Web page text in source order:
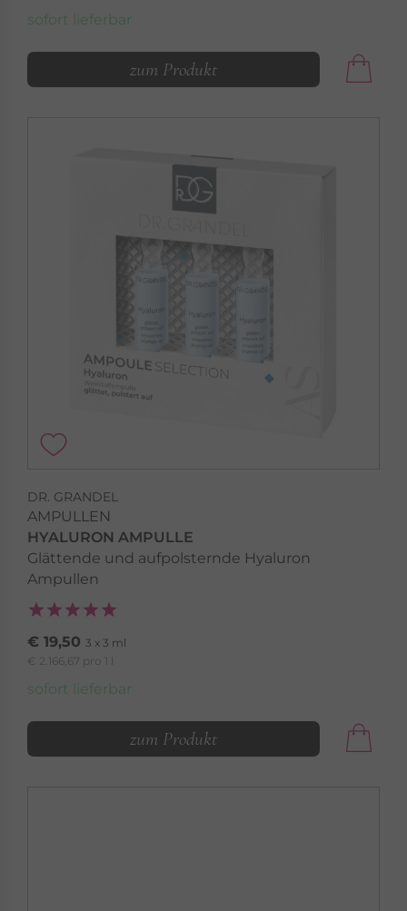
sofort lieferbar
zum Produkt
DR. GRANDEL
AMPULLEN
HYALURON AMPULLE
Glättende und aufpolsternde Hyaluron
Ampullen
€ 19,50 3 x 3 ml
€ 2.166,67 pro 1 l
sofort lieferbar
zum Produkt